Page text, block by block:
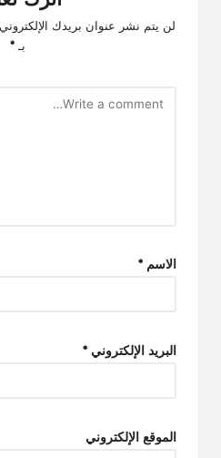
لن يتم نشر عنوان بريدك
بـ*
الاسم *
البريد الإلكتروني *
الموقع الإلكتروني